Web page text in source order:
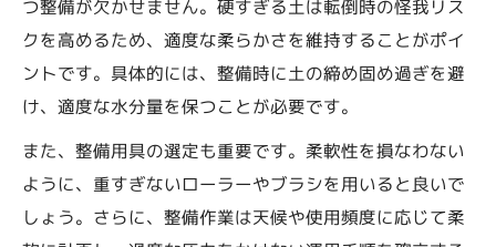
つ整備が欠かせません。硬すぎる土は転倒時の怪我リス
クを高めるため、適度な柔らかさを維持することがポイ
ントです。具体的には、整備時に土の締め固め過ぎを避
け、適度な水分量を保つことが必要です。
また、整備用具の選定も重要です。柔軟性を損なわない
ように、重すぎないローラーやブラシを用いると良いで
しょう。さらに、整備作業は天候や使用頻度に応じて柔